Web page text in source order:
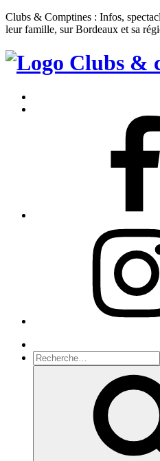
Clubs & Comptines : Infos,
leur famille, sur Bordeaux et sa
Clubs
Comptines
Recherche
pour